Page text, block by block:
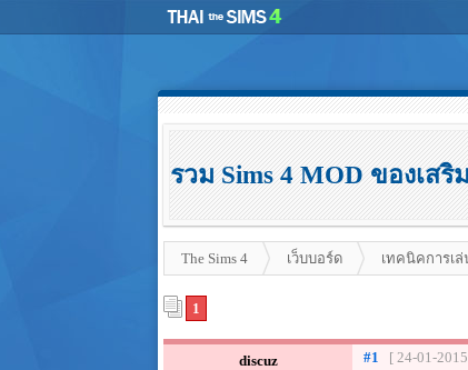
รวม Sims 4 MOD ของเส
The Sims 4 เว็บบอร์ด เทคนิคการเล่
1
discuz #1 [ 24-01-